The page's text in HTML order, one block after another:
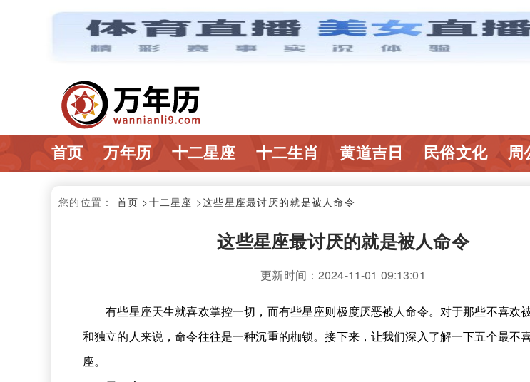
首页 万年历 十二星座 十二生肖 黄道吉日 民俗文化 周
您的位置： 首页 >十二星座 >这些星座最讨厌的就是被人命令
这些星座最讨厌的就是被人命令
更新时间：2024-11-01 09:13:01
有些星座天生就喜欢掌控一切，而有些星座则极度厌恶被人命令。对于那些不喜欢
和独立的人来说，命令往往是一种沉重的枷锁。接下来，让我们深入了解一下五个最不
座。